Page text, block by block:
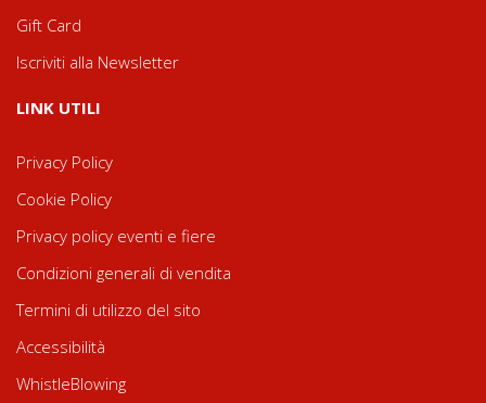
Gift Card
Iscriviti alla Newsletter
LINK UTILI
Privacy Policy
Cookie Policy
Privacy policy eventi e fiere
Condizioni generali di vendita
Termini di utilizzo del sito
Accessibilità
WhistleBlowing